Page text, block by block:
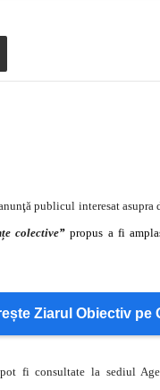
publicul interesat asupra
colective” propus a fi
Ziarul Obiectiv pe
fi consultate la sediul